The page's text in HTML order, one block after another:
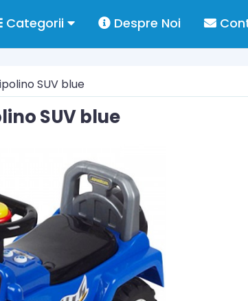
Categorii Despre Noi
SUV blue
SUV blue